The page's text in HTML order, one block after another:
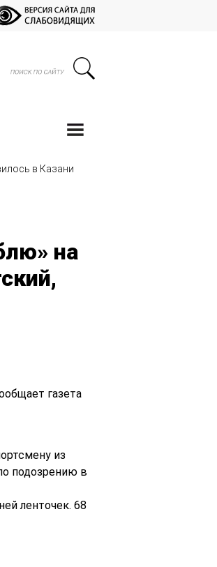
в Казани
на
газета
из
подозрению в
ленточек. 68